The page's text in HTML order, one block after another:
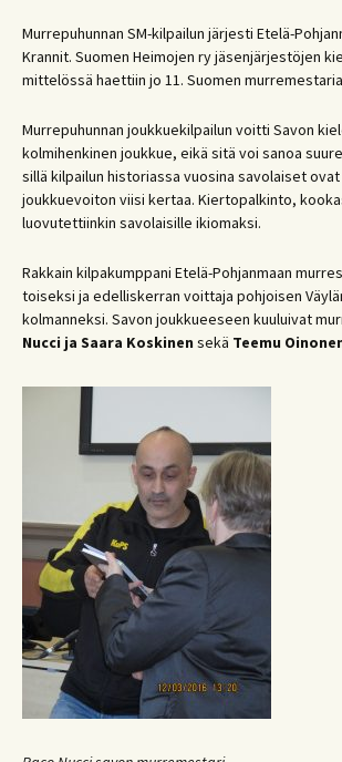
Murrepuhunnan SM-kilpailun järjesti Etelä-
Krannit. Suomen Heimojen ry jäsenjärjestöjen
mittelössä haettiin jo 11. Suomen
Murrepuhunnan joukkuekilpailun voitti Savon
kolmihenkinen joukkue, eikä sitä voi sanoa
sillä kilpailun historiassa vuosina savolaiset
joukkuevoiton viisi kertaa. Kiertopalkinto,
luovutettiinkin savolaisille ikiomaksi.
Rakkain kilpakumppani Etelä-Pohjanmaan
toiseksi ja edelliskerran voittaja pohjoisen
kolmanneksi. Savon joukkueeseen kuuluivat
Nucci ja Saara Koskinen sekä Teemu